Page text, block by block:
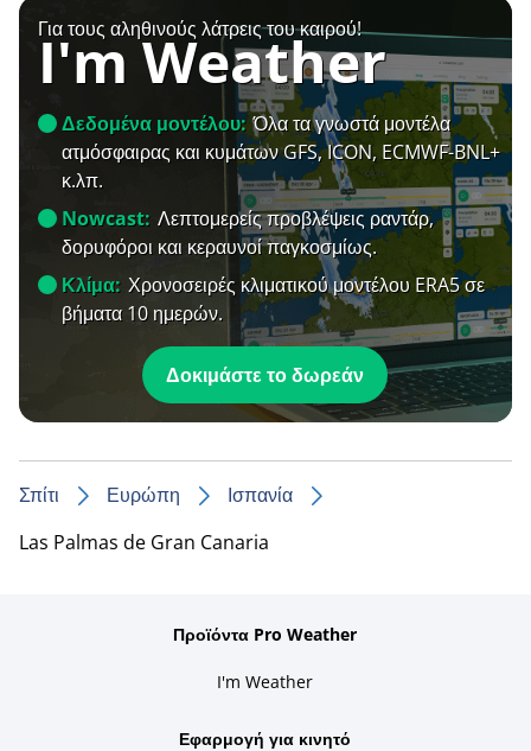
Για τους αληθινούς λάτρεις του καιρού!
I'm Weather
Δεδομένα μοντέλου: Όλα τα γνωστά μοντέλα
ατμόσφαιρας και κυμάτων GFS, ICON, ECMWF-BNL+
κ.λπ.
Nowcast: Λεπτομερείς προβλέψεις ραντάρ,
δορυφόροι και κεραυνοί παγκοσμίως.
Κλίμα: Χρονοσειρές κλιματικού μοντέλου ERA5 σε
βήματα 10 ημερών.
Δοκιμάστε το δωρεάν
Σπίτι Ευρώπη
Ισπανία
Las Palmas de Gran Canaria
Προϊόντα Pro Weather
I'm Weather
Εφαρμογή για κινητό